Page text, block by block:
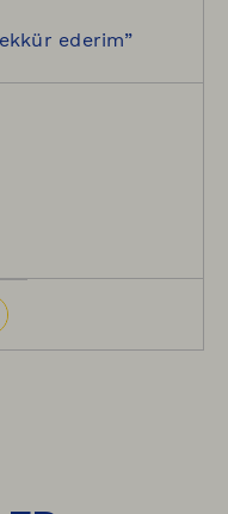
ederim”